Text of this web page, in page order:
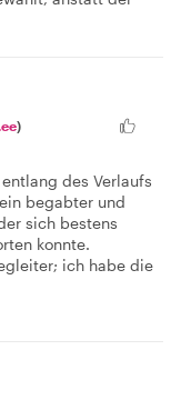
)
des Verlaufs
begabter und
sich bestens
konnte.
ich habe die